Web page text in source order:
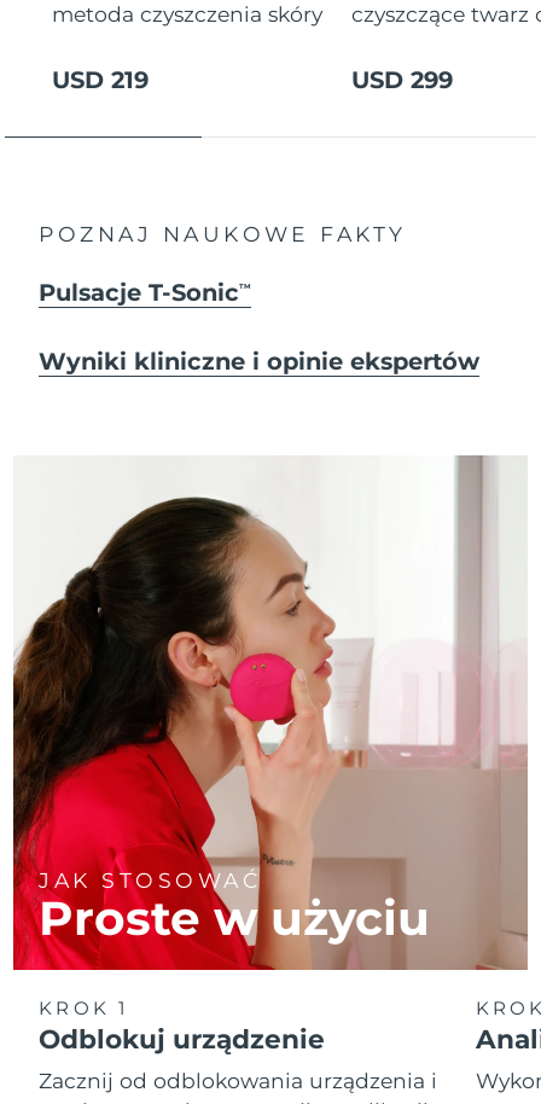
metoda czyszczenia skóry
USD 219
czyszczące twarz
USD 299
POZNAJ NAUKOWE FAKTY
Pulsacje T-SonicTM
Wyniki kliniczne i opinie ekspertów
JAK STOSOWAĆ
Proste w użyciu
KROK 1
Odblokuj urządzenie
Zacznij od odblokowania urządzenia i